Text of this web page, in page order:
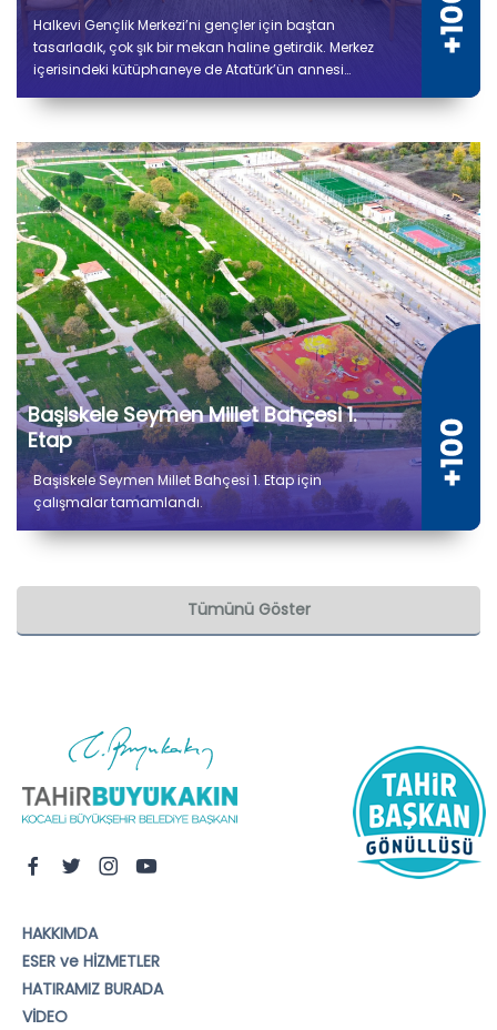
Halkevi Gençlik Merkezi’ni gençler için baştan
tasarladık, çok şık bir mekan haline getirdik. Merkez
içerisindeki kütüphaneye de Atatürk’ün annesi
Başiskele Seymen Millet Bahçesi 1.
Etap
Başiskele Seymen Millet Bahçesi 1. Etap için
çalışmalar tamamlandı.
Tümünü Göster
HAKKIMDA
ESER ve HİZMETLER
HATIRAMIZ BURADA
VİDEO